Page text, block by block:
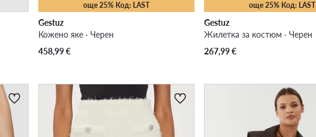
още 25% Код: LAST
Gestuz
Кожено яке · Черен
458,99€
още 25% Код: LAST
Gestuz
Жилетка за костюм · Черен
267,99€